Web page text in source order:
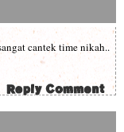
cantek time nikah..